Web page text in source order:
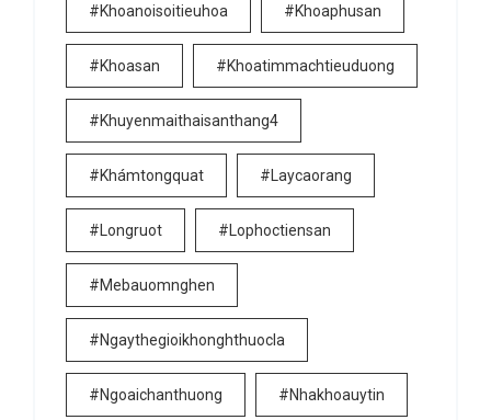
#khoanoisoitieuhoa #khoaphusan
#khoasan #khoatimmachtieuduong
#khuyenmaithaisanthang4
#khámtongquat #laycaorang
#longruot #lophoctiensan
#mebauomnghen
#ngaythegioikhonghthuocla
#ngoaichanthuong #nhakhoauytin